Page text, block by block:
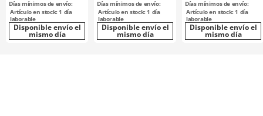
Días mínimos de envío:
Artículo en stock: 1 día
laborable
Disponible envío el
mismo día
Días mínimos de envío:
Artículo en stock: 1 día
laborable
Disponible envío el
mismo día
Días mínimos de envío:
Artículo en stock: 1 día
laborable
Disponible envío el
mismo día